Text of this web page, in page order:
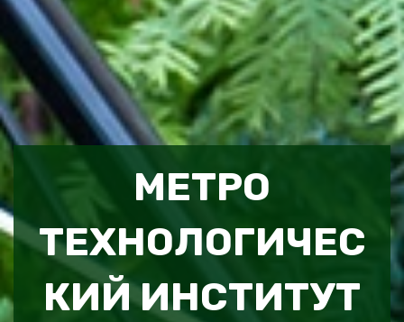
МЕТРО
ТЕХНОЛОГИЧЕС
КИЙ ИНСТИТУТ